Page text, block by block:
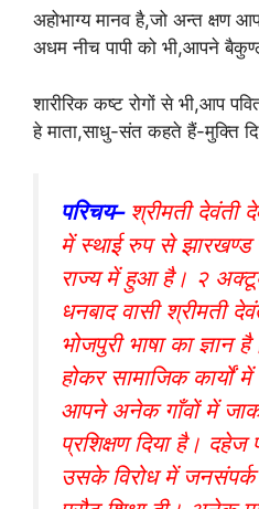
अहोभाग्य मानव है,जो अन्त क्षण
अधम नीच पापी को भी,आपने
शारीरिक कष्ट रोगों से भी,आप
हे माता,साधु-संत कहते हैं-मुक्ति
परिचय– श्रीमती देवंती
में स्थाई रुप से झारखण्ड
राज्य में हुआ है। २
धनबाद वासी श्रीमती
भोजपुरी भाषा का ज्ञान
होकर सामाजिक
आपने अनेक गाँवों में
प्रशिक्षण दिया है।
उसके विरोध में